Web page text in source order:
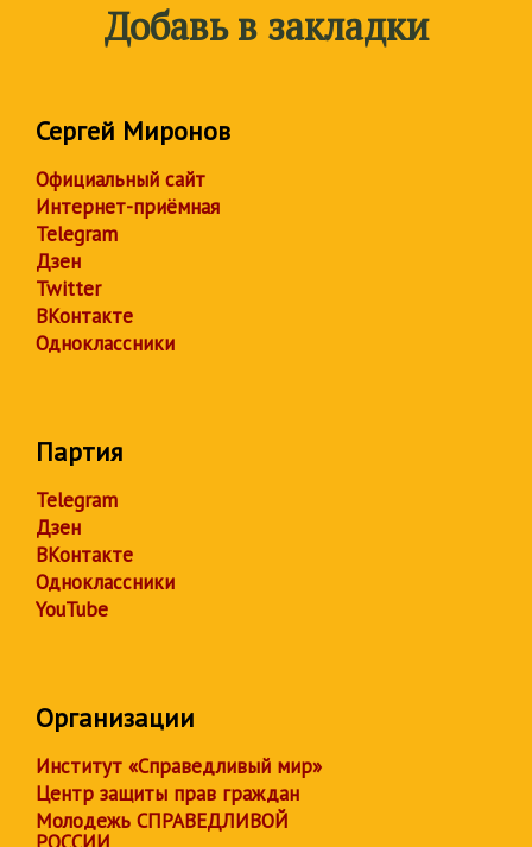
Добавь в закладки
Сергей Миронов
Официальный сайт
Интернет-приёмная
Telegram
Дзен
Twitter
ВКонтакте
Одноклассники
Партия
Telegram
Дзен
ВКонтакте
Одноклассники
YouTube
Организации
Институт «Справедливый мир»
Центр защиты прав граждан
Молодежь СПРАВЕДЛИВОЙ